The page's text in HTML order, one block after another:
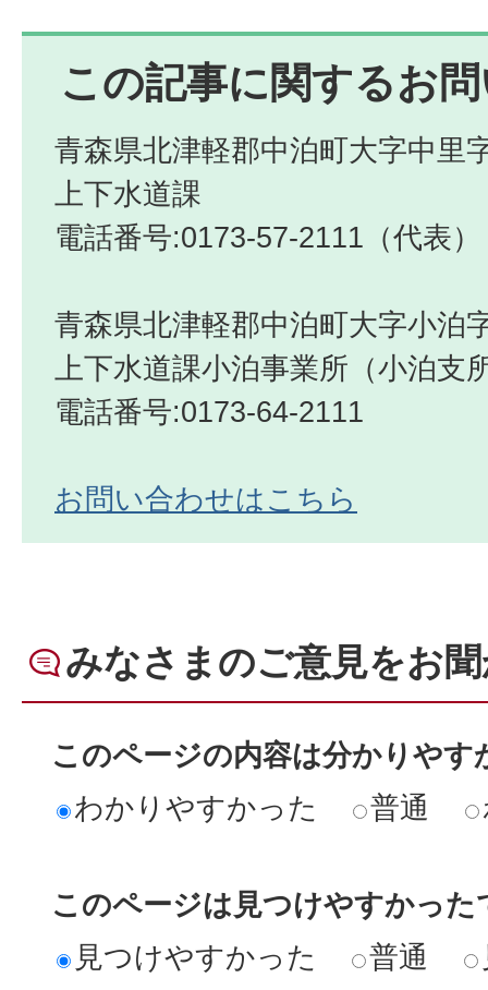
この記事に関するお
青森県北津軽郡中泊町大字中里
上下水道課
電話番号:0173-57-2111（代表）
青森県北津軽郡中泊町大字小泊
上下水道課小泊事業所（小泊支
電話番号:0173-64-2111
お問い合わせはこちら
みなさまのご意見をお
このページの内容は分かりやす
わかりやすかった
普通
このページは見つけやすかった
見つけやすかった
普通